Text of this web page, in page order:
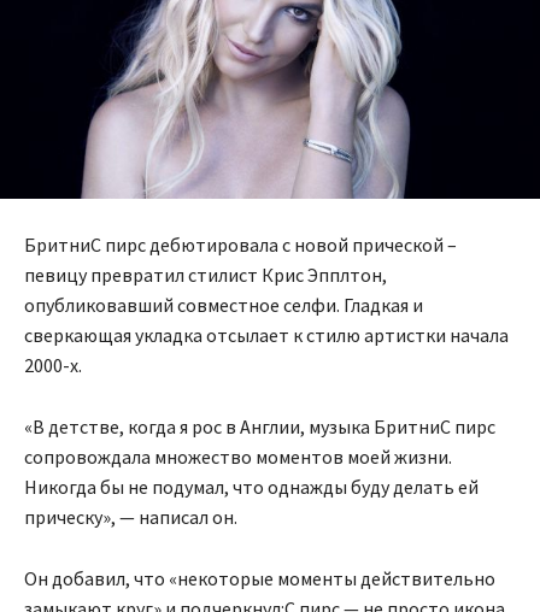
БритниС пирс дебютировала с новой прической –
певицу превратил стилист Крис Эпплтон,
опубликовавший совместное селфи. Гладкая и
сверкающая укладка отсылает к стилю артистки начала
2000-х.
«В детстве, когда я рос в Англии, музыка БритниС пирс
сопровождала множество моментов моей жизни.
Никогда бы не подумал, что однажды буду делать ей
прическу», — написал он.
Он добавил, что «некоторые моменты действительно